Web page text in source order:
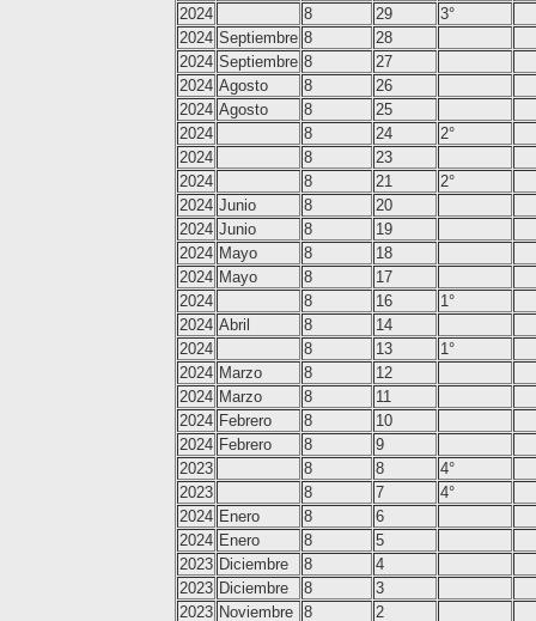
2024
8 29
3°
2024 Septiembre 8
28
2024 Septiembre 8
27
2024 Agosto 8
26
2024 Agosto 8
25
2024
8 24
2°
2024
8
23
2024
8 21
2°
2024 Junio 8
20
2024 Junio 8
19
2024 Mayo 8
18
2024 Mayo 8
17
2024
8 16
1°
2024 Abril 8
14
2024
8 13
1°
2024 Marzo 8
12
2024 Marzo 8
11
2024 Febrero 8
10
2024 Febrero 8
9
2023
8 8
4°
2023
8 7
4°
2024 Enero 8
6
2024 Enero 8
5
2023 Diciembre 8
4
2023 Diciembre 8
3
2023 Noviembre 8
2